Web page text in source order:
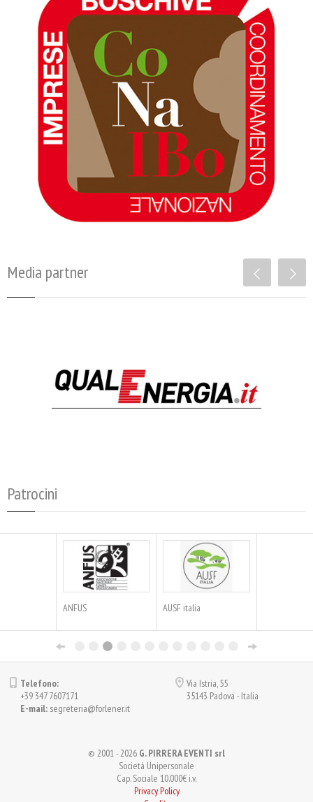
Media partner
Patrocini
ANFUS AUSF italia
Telefono:
+39 347 7607171
E-mail: segreteria@forlener.it
Via Istria, 55
35143 Padova - Italia
© 2001 - 2026 G. PIRRERA EVENTI srl
Società Unipersonale
Cap. Sociale 10.000€ i.v.
Privacy Policy